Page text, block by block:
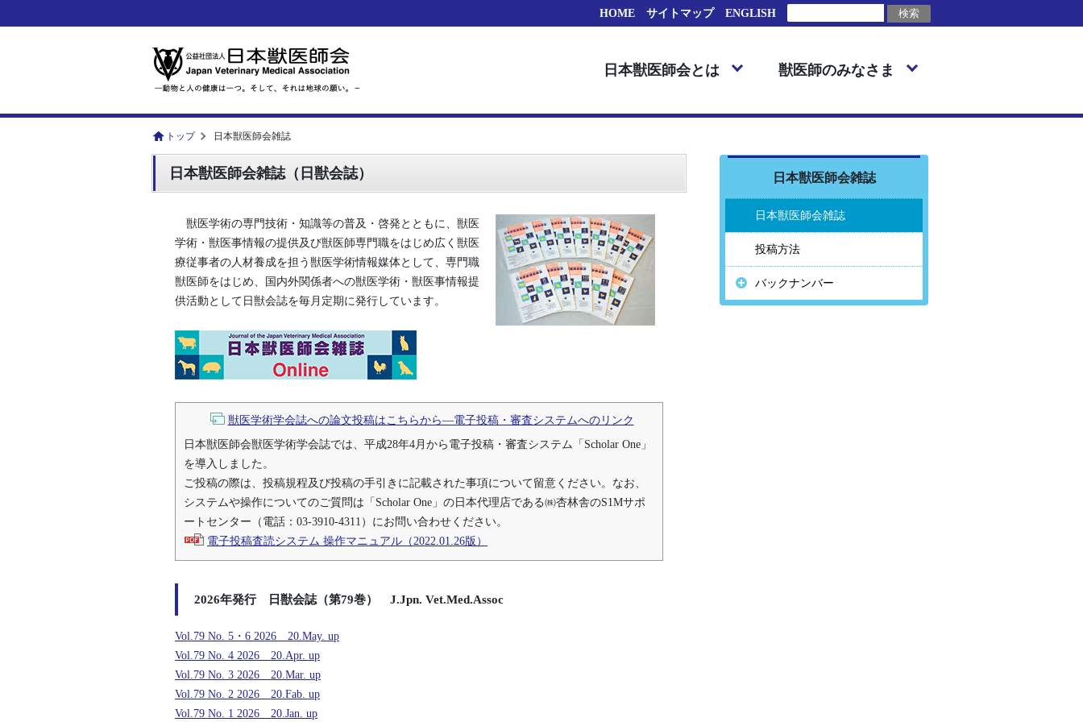
HOME サイトマップ ENGLISH
日本獣医師会とは 獣医師のみなさま
トップ 日本獣医師会雑誌
日本獣医師会雑誌（日獣会誌）
獣医学術の専門技術・知識等の普及・啓発とともに、獣医
学術・獣医事情報の提供及び獣医師専門職をはじめ広く獣医
療従事者の人材養成を担う獣医学術情報媒体として、専門職
獣医師をはじめ、国内外関係者への獣医学術・獣医事情報提
供活動として日獣会誌を毎月定期に発行しています。
獣医学術学会誌への論文投稿はこちらから―電子投稿・審査システムへのリンク
日本獣医師会獣医学術学会誌では、平成28年4月から電子投稿・審査システム「Scholar One」
を導入しました。
ご投稿の際は、投稿規程及び投稿の手引きに記載された事項について留意ください。なお、
システムや操作についてのご質問は「Scholar One」の日本代理店である㈱杏林舎のS1Mサポ
ートセンター（電話：03-3910-4311）にお問い合わせください。
電子投稿査読システム 操作マニュアル（2022.01.26版）
2026年発行 日獣会誌 （第79巻） J.Jpn. Vet.Med.Assoc
Vol.79 No. 5・6 2026 20.May. up
Vol.79 No. 4 2026 20.Apr. up
Vol.79 No. 3 2026 20.Mar. up
Vol.79 No. 2 2026 20.Fab. up
Vol.79 No. 1 2026 20.Jan. up
日本獣医師会雑誌
日本獣医師会雑誌
投稿方法
バックナンバー